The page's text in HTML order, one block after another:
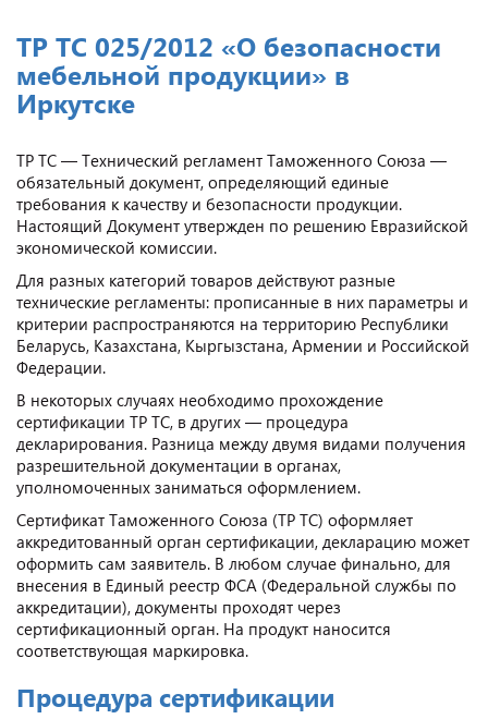
ТР ТС 025/2012 «О безопасности
мебельной продукции» в
Иркутске
ТР ТС — Технический регламент Таможенного Союза —
обязательный документ, определяющий единые
требования к качеству и безопасности продукции.
Настоящий Документ утвержден по решению Евразийской
экономической комиссии.
Для разных категорий товаров действуют разные
технические регламенты: прописанные в них параметры и
критерии распространяются на территорию Республики
Беларусь, Казахстана, Кыргызстана, Армении и Российской
Федерации.
В некоторых случаях необходимо прохождение
сертификации ТР ТС, в других — процедура
декларирования. Разница между двумя видами получения
разрешительной документации в органах,
уполномоченных заниматься оформлением.
Сертификат Таможенного Союза (ТР ТС) оформляет
аккредитованный орган сертификации, декларацию может
оформить сам заявитель. В любом случае финально, для
внесения в Единый реестр ФСА (Федеральной службы по
аккредитации), документы проходят через
сертификационный орган. На продукт наносится
соответствующая маркировка.
Процедура сертификации